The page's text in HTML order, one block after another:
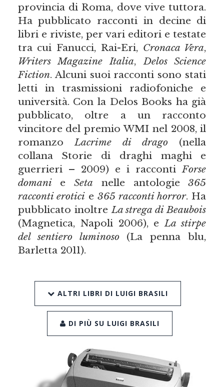
provincia di Roma, dove vive tuttora.
Ha pubblicato racconti in decine di
libri e riviste, per vari editori e testate
tra cui Fanucci, Rai-Eri, Cronaca Vera,
Writers Magazine Italia,Delos Science
Fiction. Alcuni suoi racconti sono stati
letti in trasmissioni radiofoniche e
università. Con la Delos Books ha già
pubblicato, oltre a un racconto
vincitore del premio WMI nel 2008, il
romanzoLacrime di drago(nella
collana Storie di draghi maghi e
guerrieri – 2009) e i raccontiForse
domanieSeta nelle antologie365
racconti eroticie365 racconti horror. Ha
pubblicato inoltreLa strega di Beaubois
(Magnetica, Napoli 2006), eLa stirpe
del sentiero luminoso(La penna blu,
Barletta 2011).
ALTRI LIBRI DI LUIGI BRASILI
DI PIÙ SU LUIGI BRASILI